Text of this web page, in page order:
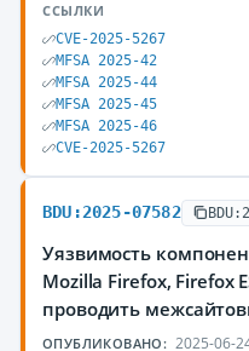
ССЫЛКИ
CVE-2025-5267
MFSA 2025-42
MFSA 2025-44
MFSA 2025-45
MFSA 2025-46
CVE-2025-5267
BDU:2025-07582
Уязвимость
Mozilla Firefox, Firefox
проводить
ОПУБЛИКОВАНО: 2025-06-